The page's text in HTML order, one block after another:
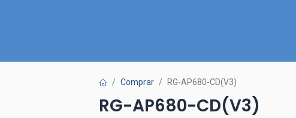
Comprar RG-AP680-CD(V3)
RG-AP680-CD(V3)